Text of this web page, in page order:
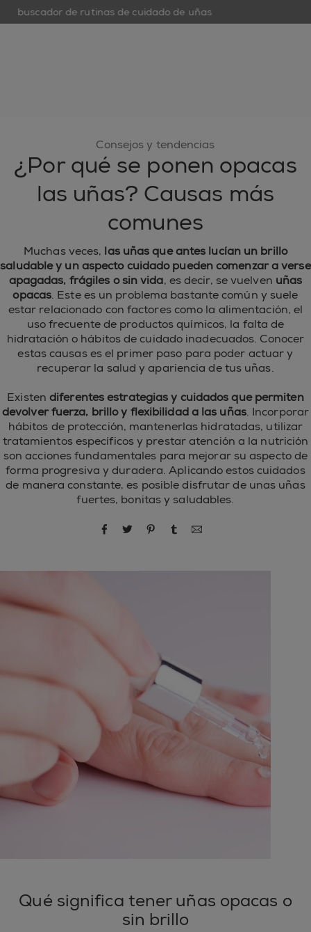
buscador de rutinas de cuidado de uñas
Consejos y tendencias
¿Por qué se ponen opacas
las uñas? Causas más
comunes
Muchas veces, las uñas que antes lucían un brillo
saludable y un aspecto cuidado pueden comenzar a verse
apagadas, frágiles o sin vida, es decir, se vuelven uñas
opacas. Este es un problema bastante común y suele
estar relacionado con factores como la alimentación, el
uso frecuente de productos químicos, la falta de
hidratación o hábitos de cuidado inadecuados. Conocer
estas causas es el primer paso para poder actuar y
recuperar la salud y apariencia de tus uñas.
Existendiferentes estrategias y cuidados que permiten
devolver fuerza, brillo y flexibilidad a las uñas. Incorporar
hábitos de protección, mantenerlas hidratadas, utilizar
tratamientos específicos y prestar atención a la nutrición
son acciones fundamentales para mejorar su aspecto de
forma progresiva y duradera. Aplicando estos cuidados
de manera constante, es posible disfrutar de unas uñas
fuertes, bonitas y saludables.
compartir por Facebook
compartir por Twitter
compartir por Pinterest
compartir por Tumblr
compartir por
Qué significa tener uñas opacas o
sin brillo